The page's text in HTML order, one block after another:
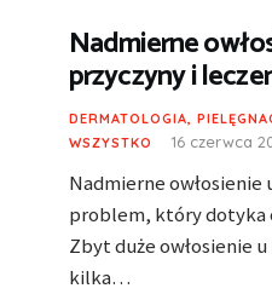
Nadmierne
przyczyny i
DERMATOLOGIA,
WSZYSTKO
16 czerwca
Nadmierne
problem, który dotyka
Zbyt duże owłosienie
kilka…